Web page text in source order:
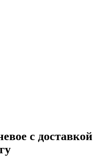
с доставкой